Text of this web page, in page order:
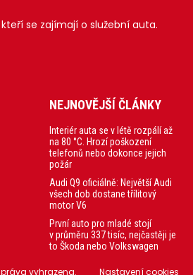
se zajímají o služební auta.
NEJNOVĚJŠÍ ČLÁNKY
Interiér auta se v létě rozpálí až
na 80 °C. Hrozí poškození
telefonů nebo dokonce jejich
požár
Audi Q9 oficiálně: Největší Audi
všech dob dostane třílitový
motor V6
První auto pro mladé stojí
v průměru 337 tisíc, nejčastěji je
to Škoda nebo Volkswagen
vyhrazena. Nastavení cookies